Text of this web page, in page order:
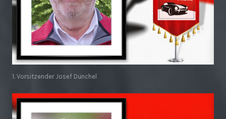
1. Vorsitzender Josef Dünchel